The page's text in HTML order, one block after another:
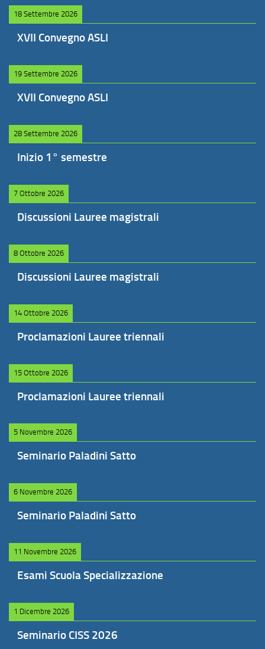
18 Settembre 2026
XVII Convegno ASLI
19 Settembre 2026
XVII Convegno ASLI
28 Settembre 2026
Inizio 1° semestre
7 Ottobre 2026
Discussioni Lauree magistrali
8 Ottobre 2026
Discussioni Lauree magistrali
14 Ottobre 2026
Proclamazioni Lauree triennali
15 Ottobre 2026
Proclamazioni Lauree triennali
5 Novembre 2026
Seminario Paladini Satto
6 Novembre 2026
Seminario Paladini Satto
11 Novembre 2026
Esami Scuola Specializzazione
1 Dicembre 2026
Seminario CISS 2026